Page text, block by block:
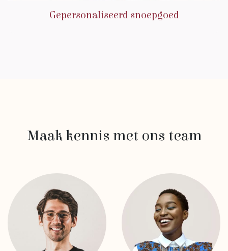
Gepersonaliseerd snoepgoed
Maak kennis met ons team